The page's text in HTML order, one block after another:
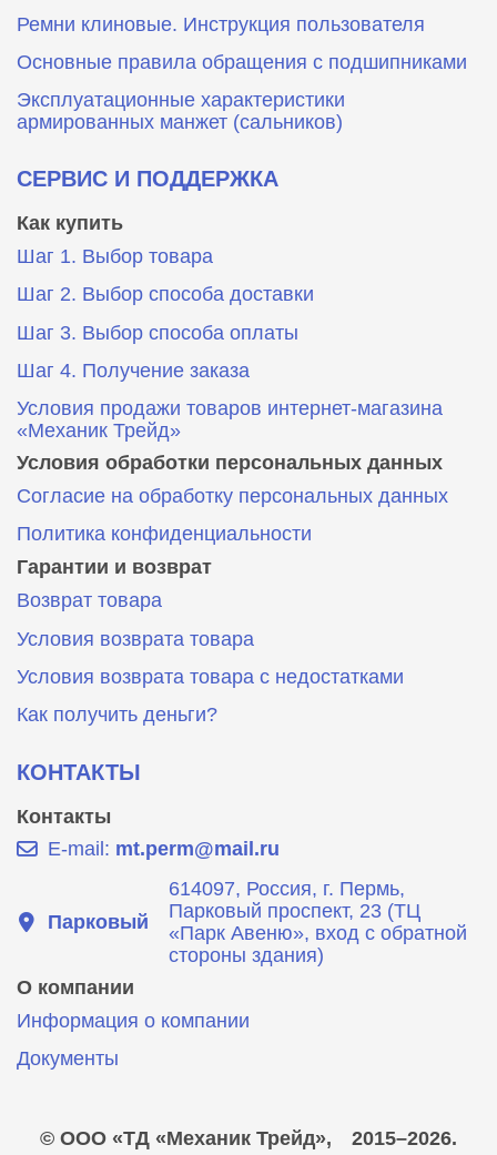
Ремни клиновые. Инструкция пользователя
Основные правила обращения с подшипниками
Эксплуатационные характеристики
армированных манжет (сальников)
СЕРВИС И ПОДДЕРЖКА
Как купить
Шаг 1. Выбор товара
Шаг 2. Выбор способа доставки
Шаг 3. Выбор способа оплаты
Шаг 4. Получение заказа
Условия продажи товаров интернет-магазина
«Механик Трейд»
Условия обработки персональных данных
Согласие на обработку персональных данных
Политика конфиденциальности
Гарантии и возврат
Возврат товара
Условия возврата товара
Условия возврата товара с недостатками
Как получить деньги?
КОНТАКТЫ
Контакты
E-mail: mt.perm@mail.ru
Парковый
614097, Россия, г. Пермь,
Парковый проспект, 23 (ТЦ
«Парк Авеню», вход с обратной
стороны здания)
О компании
Информация о компании
Документы
© ООО «ТД «Механик Трейд», 2015–2026.